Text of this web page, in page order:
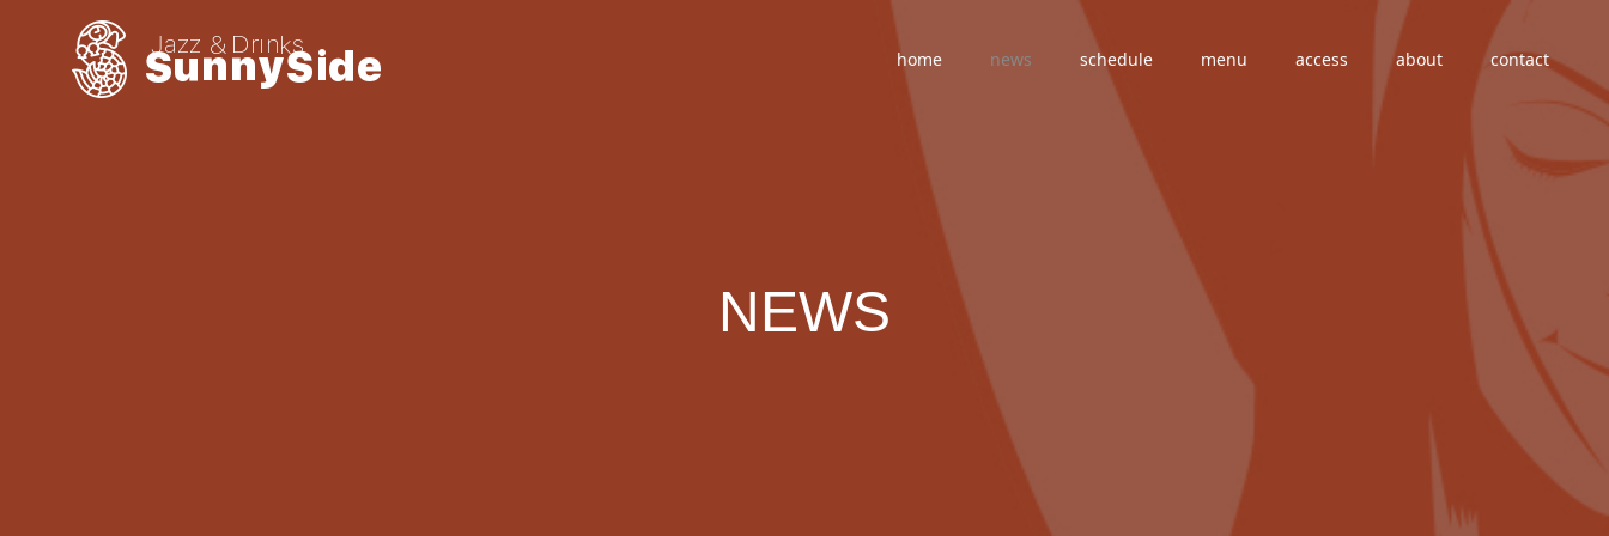
home news schedule menu access about contact
NEWS